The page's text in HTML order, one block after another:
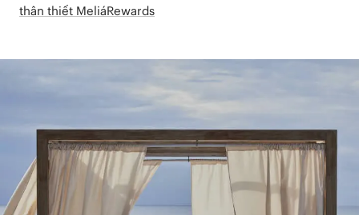
thân thiết MeliáRewards